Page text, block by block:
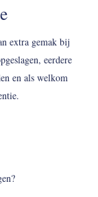
extra gemak bij
eerdere
en als welkom